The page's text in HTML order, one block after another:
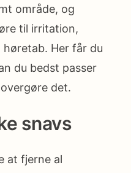
område, og
til irritation,
Her får du
du bedst passer
det.
snavs
at fjerne al